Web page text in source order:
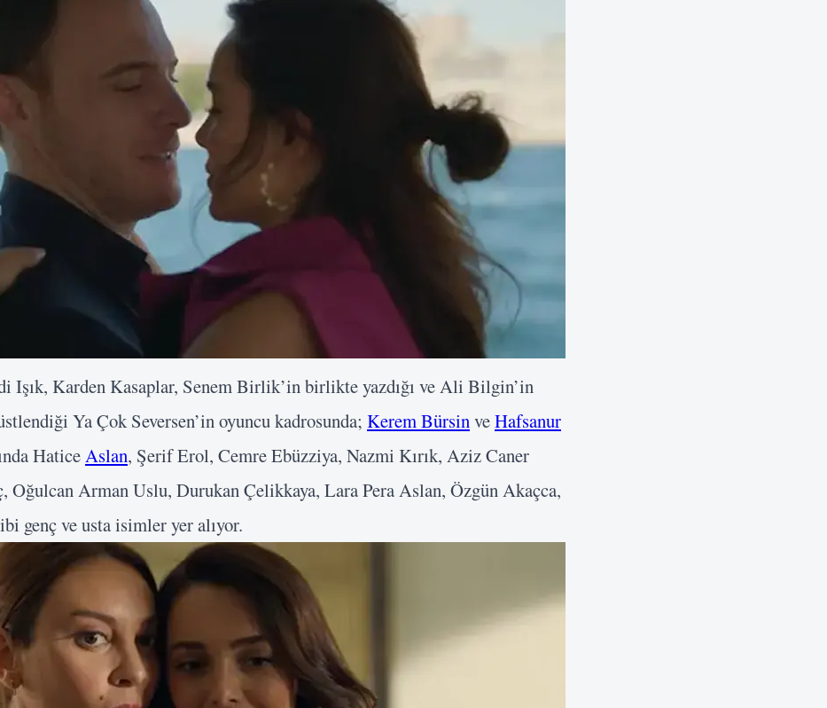
Işık, Karden Kasaplar, Senem Birlik’in birlikte yazdığı ve Ali Bilgin’in
Ya Çok Seversen’in oyuncu kadrosunda; Kerem BürsinveHafsanur
HaticeAslan, Şerif Erol, Cemre Ebüzziya, Nazmi Kırık, Aziz Caner
Oğulcan Arman Uslu, Durukan Çelikkaya, Lara Pera Aslan, Özgün Akaçca,
genç ve usta isimler yer alıyor.
Kullanıcı Adı veya E-posta
Şifre
Beni Hatırla